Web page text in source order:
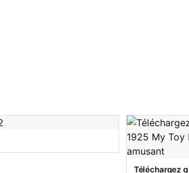
Téléchargez